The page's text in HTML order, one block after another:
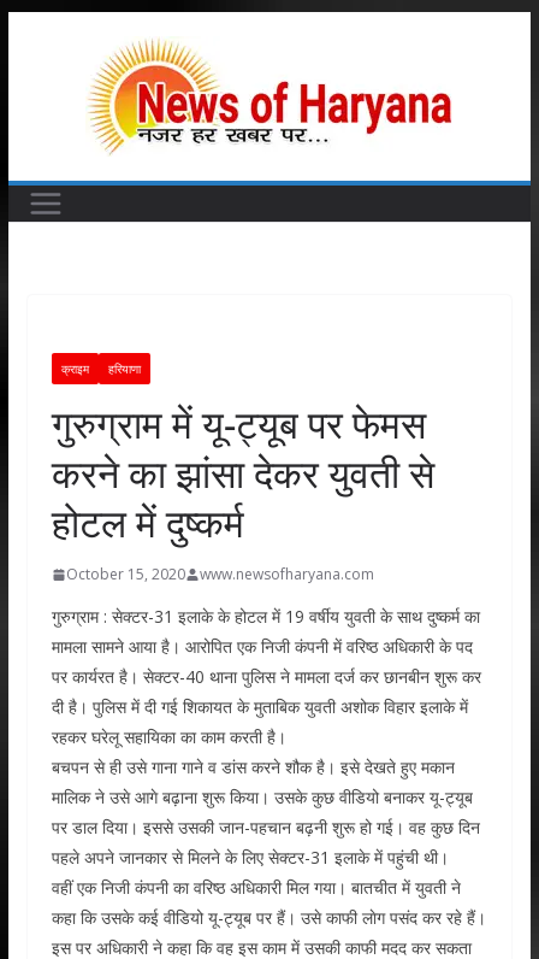
क्राइम हरियाणा
गुरुग्राम में यू-ट्यूब पर फेमस
करने का झांसा देकर युवती से
होटल में दुष्कर्म
October 15, 2020 www.newsofharyana.com
गुरुग्राम : सेक्टर-31 इलाके के होटल में 19 वर्षीय युवती के साथ दुष्कर्म का
मामला सामने आया है। आरोपित एक निजी कंपनी में वरिष्ठ अधिकारी के पद
पर कार्यरत है। सेक्टर-40 थाना पुलिस ने मामला दर्ज कर छानबीन शुरू कर
दी है। पुलिस में दी गई शिकायत के मुताबिक युवती अशोक विहार इलाके में
रहकर घरेलू सहायिका का काम करती है।
बचपन से ही उसे गाना गाने व डांस करने शौक है। इसे देखते हुए मकान
मालिक ने उसे आगे बढ़ाना शुरू किया। उसके कुछ वीडियो बनाकर यू-ट्यूब
पर डाल दिया। इससे उसकी जान-पहचान बढ़नी शुरू हो गई। वह कुछ दिन
पहले अपने जानकार से मिलने के लिए सेक्टर-31 इलाके में पहुंची थी।
वहीं एक निजी कंपनी का वरिष्ठ अधिकारी मिल गया। बातचीत में युवती ने
कहा कि उसके कई वीडियो यू-ट्यूब पर हैं। उसे काफी लाेग पसंद कर रहे हैं।
इस पर अधिकारी ने कहा कि वह इस काम में उसकी काफी मदद कर सकता